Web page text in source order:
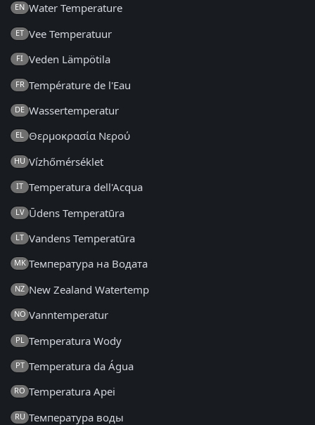
EN Water Temperature
ET Vee Temperatuur
FI Veden Lämpötila
FR Température de l'Eau
DE Wassertemperatur
EL Θερμοκρασία Νερού
HU Vízhőmérséklet
IT Temperatura dell'Acqua
LV Ūdens Temperatūra
LT Vandens Temperatūra
MK Температура на Водата
NZ New Zealand Watertemp
NO Vanntemperatur
PL Temperatura Wody
PT Temperatura da Água
RO Temperatura Apei
RU Температура воды